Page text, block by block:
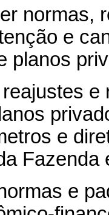
normas,
e
planos
e
Fazenda
e